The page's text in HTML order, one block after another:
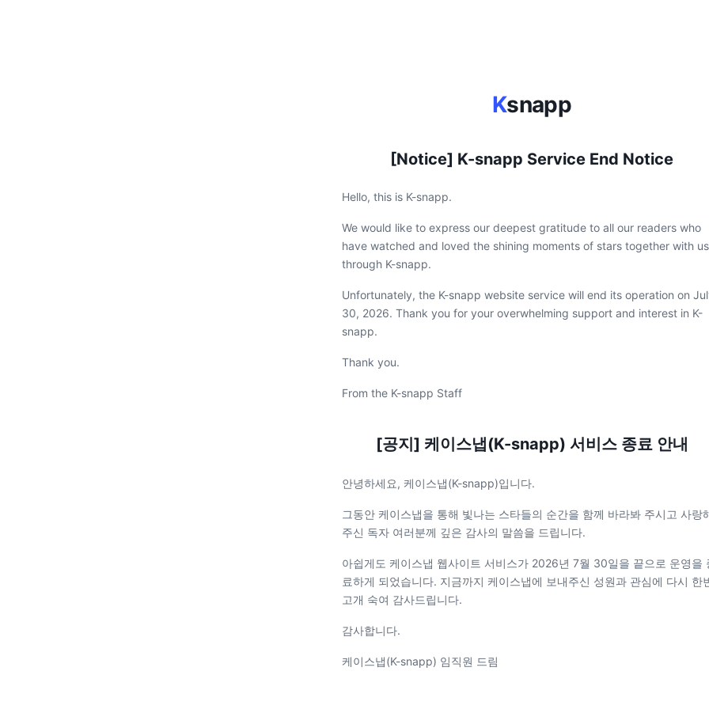
Ksnapp
[Notice] K-snapp Service End Notice
Hello, this is K-snapp.
We would like to express our deepest gratitude to all our readers who
have watched and loved the shining moments of stars together with us
through K-snapp.
Unfortunately, the K-snapp website service will end its operation on
30, 2026. Thank you for your overwhelming support and interest in K-
snapp.
Thank you.
From the K-snapp Staff
[공지] 케이스냅(K-snapp) 서비스 종료 안내
안녕하세요, 케이스냅(K-snapp)입니다.
그동안 케이스냅을 통해 빛나는 스타들의 순간을 함께 바라봐 주시고 사랑
주신 독자 여러분께 깊은 감사의 말씀을 드립니다.
아쉽게도 케이스냅 웹사이트 서비스가 2026년 7월 30일을 끝으로 운영을
료하게 되었습니다. 지금까지 케이스냅에 보내주신 성원과 관심에 다시 한
고개 숙여 감사드립니다.
감사합니다.
케이스냅(K-snapp) 임직원 드림